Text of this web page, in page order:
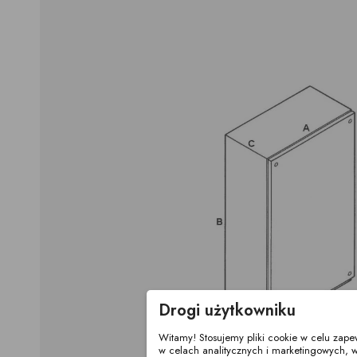
Drogi użytkowniku
Witamy! Stosujemy pliki cookie w celu
w celach analitycznych i marketingowych,